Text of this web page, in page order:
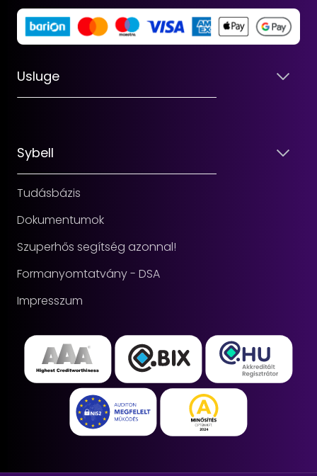
Usluge
Sybell
Tudásbázis
Dokumentumok
Szuperhős segítség azonnal!
Formanyomtatvány - DSA
Impresszum